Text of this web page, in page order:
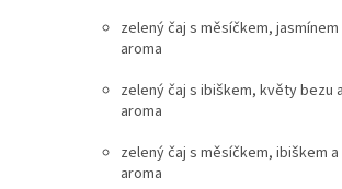
zelený čaj s měsíčkem,
aroma
zelený čaj s ibiškem, květy bezu
aroma
zelený čaj s měsíčkem, ibiškem
aroma